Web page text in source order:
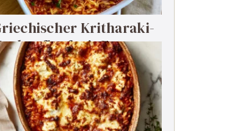
Kritharaki-
mit Feta